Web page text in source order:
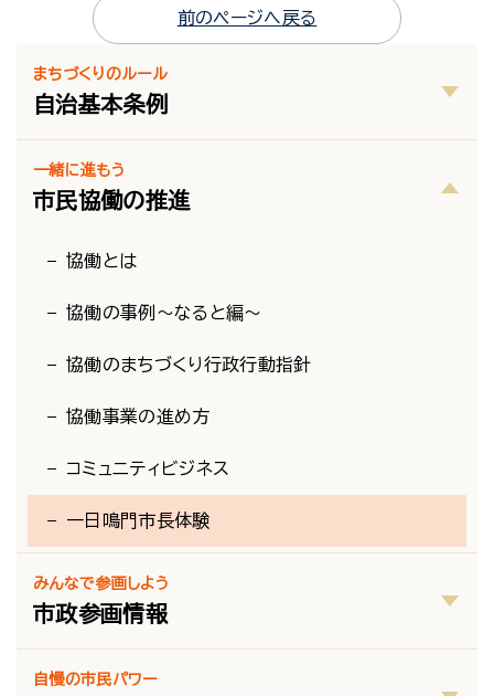
前のページへ戻る
まちづくりのルール
自治基本条例
一緒に進もう
市民協働の推進
協働とは
協働の事例～なると編～
協働のまちづくり行政行動指針
協働事業の進め方
コミュニティビジネス
一日鳴門市長体験
みんなで参画しよう
市政参画情報
自慢の市民パワー